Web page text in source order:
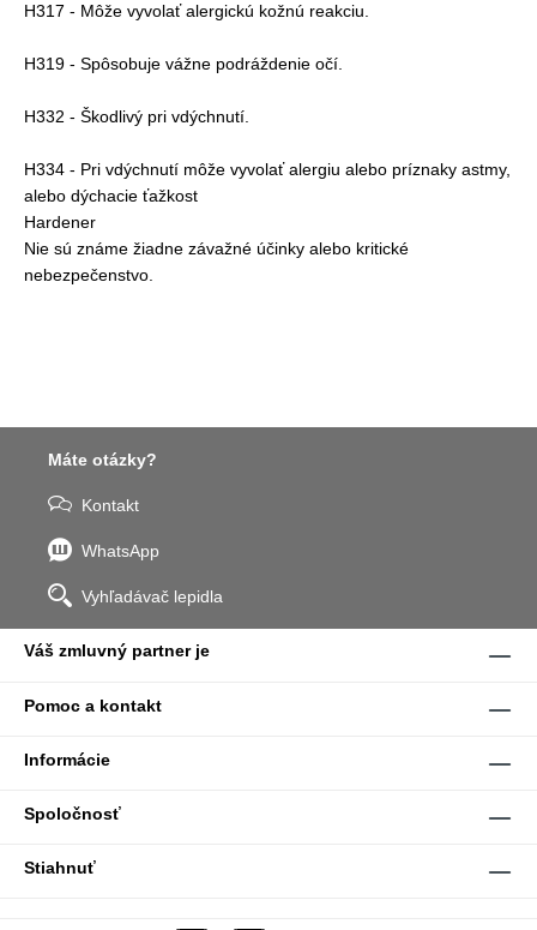
H317 - Môže vyvolať alergickú kožnú reakciu.
H319 - Spôsobuje vážne podráždenie očí.
H332 - Škodlivý pri vdýchnutí.
H334 - Pri vdýchnutí môže vyvolať alergiu alebo príznaky astmy,
alebo dýchacie ťažkost
Hardener
Nie sú známe žiadne závažné účinky alebo kritické
nebezpečenstvo.
Máte otázky?
Kontakt
WhatsApp
Vyhľadávač lepidla
Váš zmluvný partner je
Pomoc a kontakt
Informácie
Spoločnosť
Stiahnuť